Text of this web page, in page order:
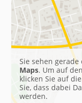
Sie sehen
Maps. Um auf
klicken Sie auf
Sie, dass dabei
werden.